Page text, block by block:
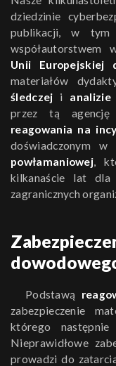
dziedzinie
publikacji, w tym
współautorstwem
Unii Europejskiej
materiałów
śledczej i analizie
przez tą
reagowania na
doświadczonym
powłamaniowej,
kilkanaście lat
zagranicznych
Podstawą
zabezpieczenie
którego
Nieprawidłowe
prowadzi do